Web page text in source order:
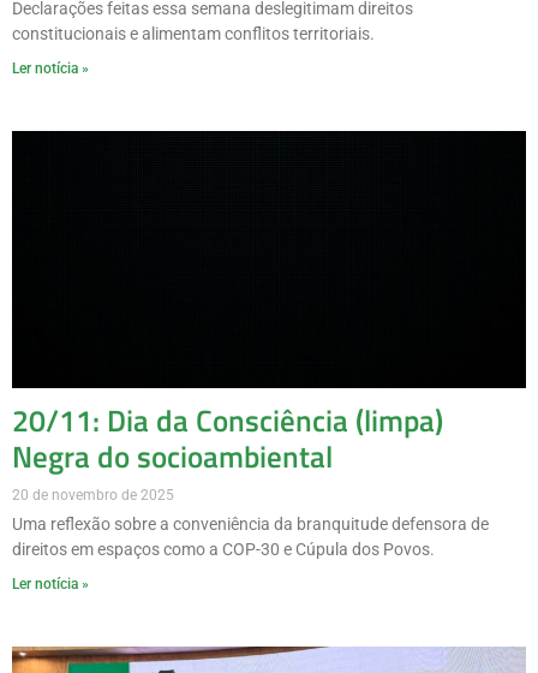
Declarações feitas essa semana deslegitimam direitos
constitucionais e alimentam conflitos territoriais.
Ler notícia »
20/11: Dia da Consciência (limpa)
Negra do socioambiental
20 de novembro de 2025
Uma reflexão sobre a conveniência da branquitude defensora de
direitos em espaços como a COP-30 e Cúpula dos Povos.
Ler notícia »